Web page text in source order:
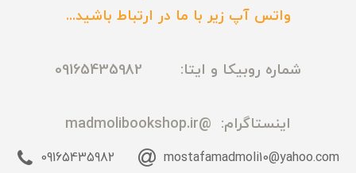
واتس آپ زیر با ما در ارتباط باشید...
شماره روبیکا و ایتا: 09165435982
اینستاگرام: @madmolibookshop.ir
mostafamadmoli10@yahoo.com
09165435982